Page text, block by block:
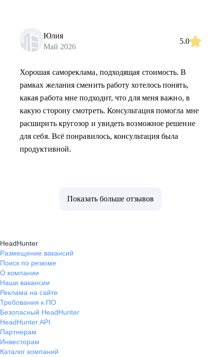
Юлия
Май 2026
5.0
Хорошая самореклама, подходящая стоимость. В
рамках желания сменить работу хотелось понять,
какая работа мне подходит, что для меня важно, в
какую сторону смотреть. Консультация помогла мне
расширить кругозор и увидеть возможное решение
для себя. Всё понравилось, консультация была
продуктивной.
Показать больше отзывов
HeadHunter
Размещение вакансий
Поиск по резюме
О компании
Наши вакансии
Реклама на сайте
Требования к ПО
Безопасный HeadHunter
HeadHunter API
Партнерам
Инвесторам
Каталог компаний